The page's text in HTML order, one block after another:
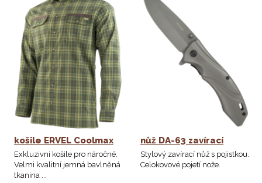
košile ERVEL Coolmax
Exkluzivní košile pro náročné.
Velmi kvalitní jemná bavlněná
tkanina ...
nůž DA-63 zavírací
Stylový zavírací nůž s pojistkou.
Celokovové pojetí nože.